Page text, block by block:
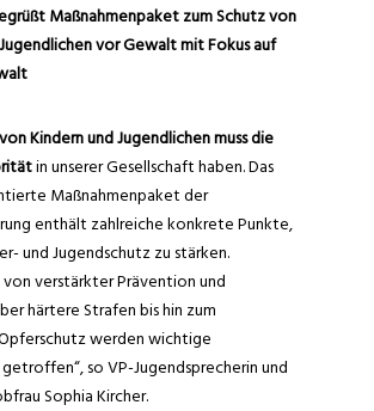
Maßnahmenpaket zum Schutz von
vor Gewalt mit Fokus auf
Kindern und Jugendlichen muss die
in unserer Gesellschaft haben. Das
Maßnahmenpaket der
enthält zahlreiche konkrete Punkte,
und Jugendschutz zu stärken.
verstärkter Prävention und
härtere Strafen bis hin zum
werden wichtige
so VP-Jugendsprecherin und
Sophia Kircher.